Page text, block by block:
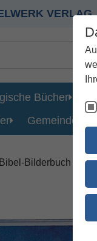
VERLAG
Bücher
Gemeinde
Bilderbuch